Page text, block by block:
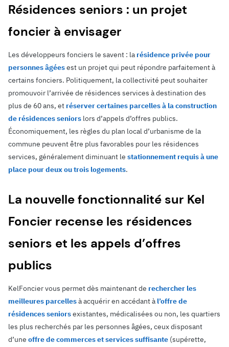
Résidences seniors : un projet
foncier à envisager
Les développeurs fonciers le savent : la résidence privée pour
personnes âgéesest un projet qui peut répondre parfaitement à
certains fonciers. Politiquement, la collectivité peut souhaiter
promouvoir l’arrivée de résidences services à destination des
plus de 60 ans, et réserver certaines parcelles à la construction
de résidences seniors lors d’appels d’offres publics.
Économiquement, les règles du plan local d’urbanisme de la
commune peuvent être plus favorables pour les résidences
services, généralement diminuant le stationnement requis à une
place pour deux ou trois logements.
La nouvelle fonctionnalité sur Kel
Foncier recense les résidences
seniors et les appels d’offres
publics
KelFoncier vous permet dès maintenant de rechercher les
meilleures parcellesà acquérir en accédant à l’offre de
résidences seniorsexistantes, médicalisées ou non, les quartiers
les plus recherchés par les personnes âgées, ceux disposant
d’une offre de commerces et services suffisante (supérette,